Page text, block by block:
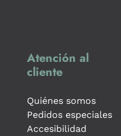
Atención al
cliente
Quiénes somos
Pedidos especiales
Accesibilidad